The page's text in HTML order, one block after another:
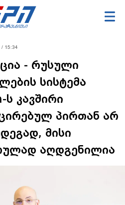
/ 15:34
- რუსული
სისტემა
კავშირი
პირთან არ
მისი
აღდგენილია